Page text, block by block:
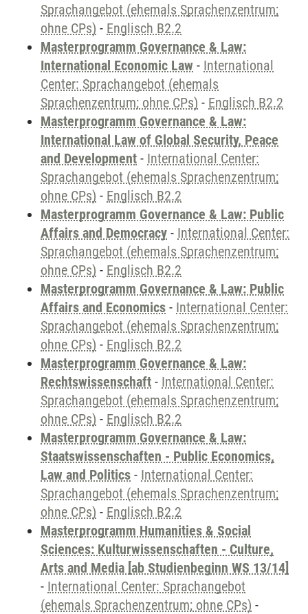
Sprachangebot (ehemals Sprachenzentrum;
ohne CPs) - Englisch B2.2
Masterprogramm Governance & Law:
International Economic Law - International
Center: Sprachangebot (ehemals
Sprachenzentrum; ohne CPs) - Englisch B2.2
Masterprogramm Governance & Law:
International Law of Global Security, Peace
and Development - International Center:
Sprachangebot (ehemals Sprachenzentrum;
ohne CPs) - Englisch B2.2
Masterprogramm Governance & Law: Public
Affairs and Democracy - International Center:
Sprachangebot (ehemals Sprachenzentrum;
ohne CPs) - Englisch B2.2
Masterprogramm Governance & Law: Public
Affairs and Economics - International Center:
Sprachangebot (ehemals Sprachenzentrum;
ohne CPs) - Englisch B2.2
Masterprogramm Governance & Law:
Rechtswissenschaft - International Center:
Sprachangebot (ehemals Sprachenzentrum;
ohne CPs) - Englisch B2.2
Masterprogramm Governance & Law:
Staatswissenschaften - Public Economics,
Law and Politics - International Center:
Sprachangebot (ehemals Sprachenzentrum;
ohne CPs) - Englisch B2.2
Masterprogramm Humanities & Social
Sciences: Kulturwissenschaften - Culture,
Arts and Media [ab Studienbeginn WS 13/14]
- International Center: Sprachangebot
(ehemals Sprachenzentrum; ohne CPs) -